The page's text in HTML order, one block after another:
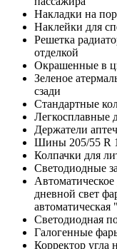
Накладки на
Наклейки для
Решетка
отделкой
Окрашенные в
Зеленое
сзади
Стандартные
Легкосплавные
Держатели
Шины 205/55 R
Колпачки для
Светодиодные
дневной свет
Светодиодная
Галогенные
Корректор угла